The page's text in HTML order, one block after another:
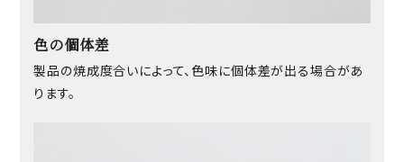
色の個体差
製品の焼成度合いによって、色味に個体差が出る場合があ
ります。